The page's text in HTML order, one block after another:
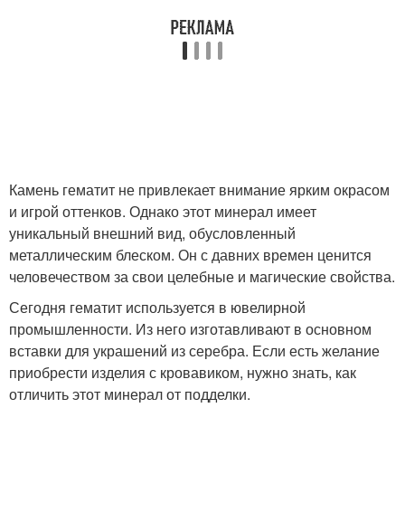
Камень гематит не привлекает внимание ярким окрасом
и игрой оттенков. Однако этот минерал имеет
уникальный внешний вид, обусловленный
металлическим блеском. Он с давних времен ценится
человечеством за свои целебные и магические свойства.
Сегодня гематит используется в ювелирной
промышленности. Из него изготавливают в основном
вставки для украшений из серебра. Если есть желание
приобрести изделия с кровавиком, нужно знать, как
отличить этот минерал от подделки.